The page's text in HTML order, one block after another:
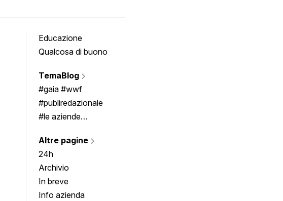
Educazione
Qualcosa di buono
TemaBlog
#gaia #wwf
#publiredazionale
#le aziende
Altre pagine
24h
Archivio
In breve
Info azienda